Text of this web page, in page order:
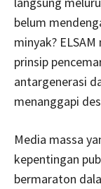
belum
minyak?
prinsip
antargenerasi
menanggapi
Media massa
kepentingan
bermaraton